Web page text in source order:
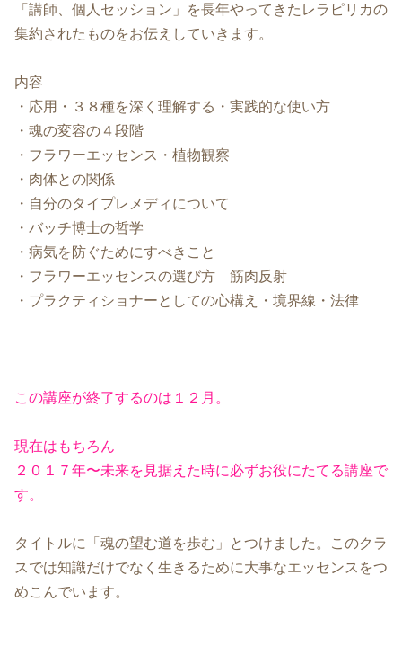
「講師、個人セッション」を長年やってきたレラピリカの
集約されたものをお伝えしていきます。
内容
・応用・３８種を深く理解する・実践的な使い方
・魂の変容の４段階
・フラワーエッセンス・植物観察
・肉体との関係
・自分のタイプレメディについて
・バッチ博士の哲学
・病気を防ぐためにすべきこと
・フラワーエッセンスの選び方 筋肉反射
・プラクティショナーとしての心構え・境界線・法律
この講座が終了するのは１２月。
現在はもちろん
２０１７年〜未来を見据えた時に必ずお役にたてる講座で
す。
タイトルに「魂の望む道を歩む」とつけました。このクラ
スでは知識だけでなく生きるために大事なエッセンスをつ
めこんでいます。